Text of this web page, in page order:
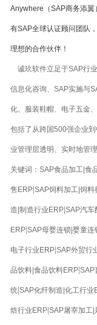
Anywhere（SAP商务添翼
有SAP全球认证顾问团队
理想的合作伙伴！
诚玖软件立足于SAP行
信息化咨询、SAP实施与
化、服装鞋帽、电子五金
包括了从跨国500强企业
业管理层透明、实时地管理
关键词：SAP食品加工|食
售ERP| SAP饲料加工|饲料
造|制造行业ERP| SAP汽车
ERP| SAP母婴连锁|婴童连
电子行业ERP| SAP外贸行
品饮料|食品饮料ERP| SAP
统| SAP化纤制造|化工行业
焙行业ERP| SAP屠宰加工|